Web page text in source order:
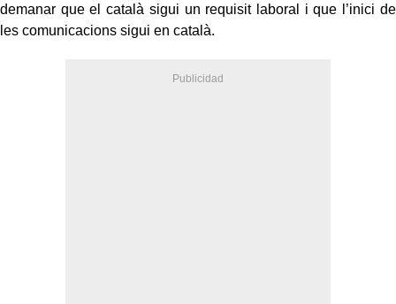
demanar que el català sigui un requisit laboral i que l’inici de
les comunicacions sigui en català.